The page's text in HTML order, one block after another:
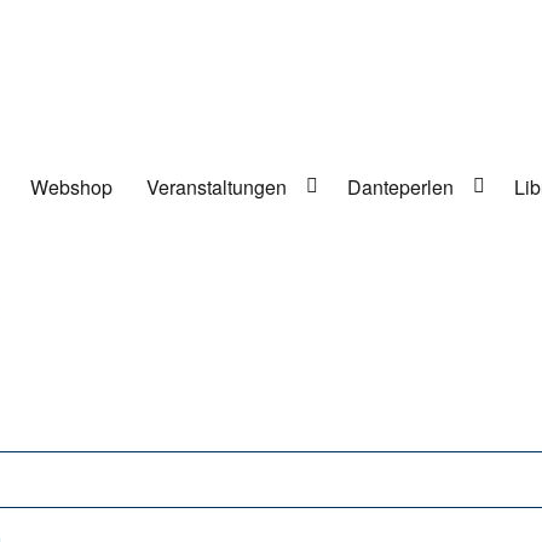
Webshop Veranstaltungen Danteperlen